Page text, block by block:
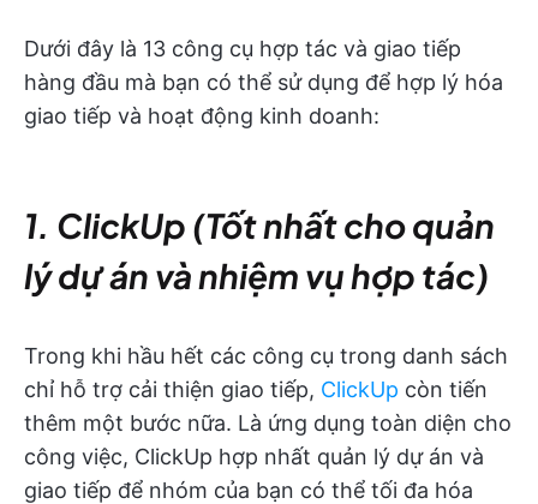
Dưới đây là 13 công cụ hợp tác và giao tiếp
hàng đầu mà bạn có thể sử dụng để hợp lý hóa
giao tiếp và hoạt động kinh doanh:
1. ClickUp (Tốt nhất cho quản
lý dự án và nhiệm vụ hợp tác)
Trong khi hầu hết các công cụ trong danh sách
chỉ hỗ trợ cải thiện giao tiếp, ClickUp còn tiến
thêm một bước nữa. Là ứng dụng toàn diện cho
công việc, ClickUp hợp nhất quản lý dự án và
giao tiếp để nhóm của bạn có thể tối đa hóa